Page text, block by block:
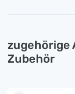
zugehörige
Zubehör